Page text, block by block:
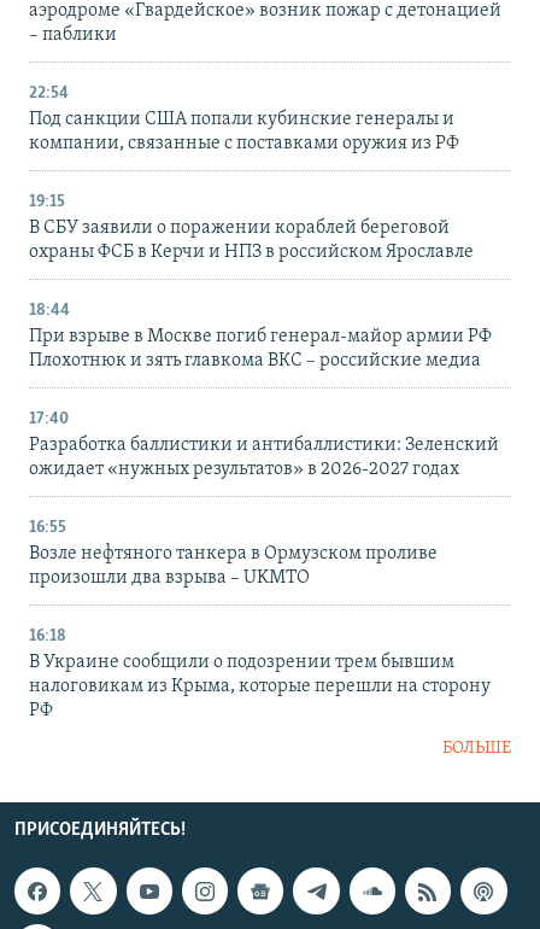
аэродроме «Гвардейское» возник пожар с детонацией
– паблики
22:54
Под санкции США попали кубинские генералы и
компании, связанные с поставками оружия из РФ
19:15
В СБУ заявили о поражении кораблей береговой
охраны ФСБ в Керчи и НПЗ в российском Ярославле
18:44
При взрыве в Москве погиб генерал-майор армии РФ
Плохотнюк и зять главкома ВКС – российские медиа
17:40
Разработка баллистики и антибаллистики: Зеленский
ожидает «нужных результатов» в 2026-2027 годах
16:55
Возле нефтяного танкера в Ормузском проливе
произошли два взрыва – UKMTO
16:18
В Украине сообщили о подозрении трем бывшим
налоговикам из Крыма, которые перешли на сторону
РФ
БОЛЬШЕ
ПРИСОЕДИНЯЙТЕСЬ!